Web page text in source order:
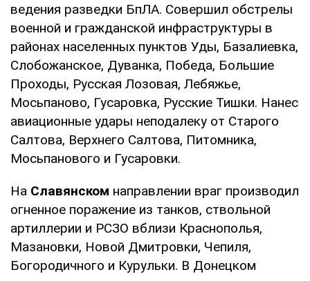
ведения разведки БпЛА. Совершил обстрелы
военной и гражданской инфраструктуры в
районах населенных пунктов Уды, Базалиевка,
Слобожанское, Дуванка, Победа, Большие
Проходы, Русская Лозовая, Лебяжье,
Мосьпаново, Гусаровка, Русские Тишки. Нанес
авиационные удары неподалеку от Старого
Салтова, Верхнего Салтова, Питомника,
Мосьпанового и Гусаровки.
На Славянском направлении враг производил
огненное поражение из танков, ствольной
артиллерии и РСЗО вблизи Краснополья,
Мазановки, Новой Дмитровки, Чепиля,
Богородичного и Курульки. В Донецком